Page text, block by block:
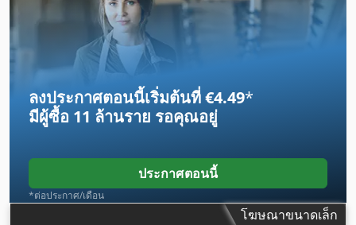
ลงประกาศตอนนี้เริ่มต้นที่ €4.49*
มีผู้ซื้อ 11 ล้านราย รอคุณอยู่
ประกาศตอนนี้
*ต่อประกาศ/เดือน
โฆษณาขนาดเล็ก